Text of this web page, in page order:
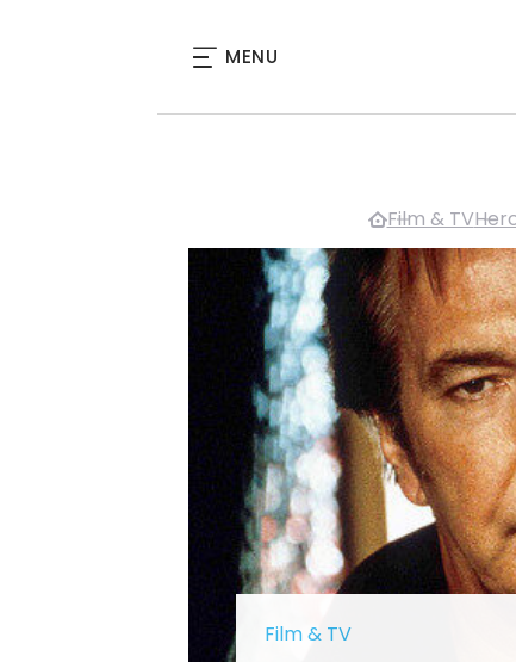
MENU
Film & TV
Film & TV